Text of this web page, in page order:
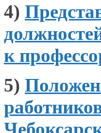
4)
к
5)